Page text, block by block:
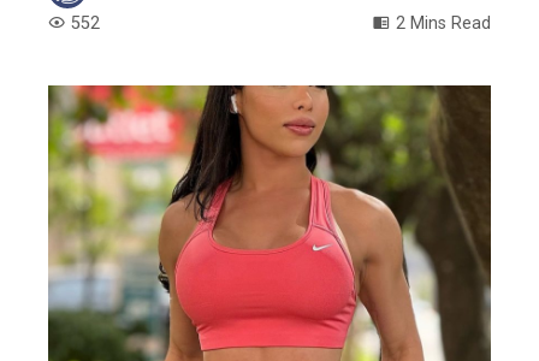
552
2 Mins Read